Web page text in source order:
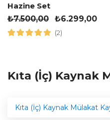
Hazine Set
₺7.500,00 ₺6.299,00
(2)
Kıta (İç) Kaynak
Kıta (İç) Kaynak Mülakat